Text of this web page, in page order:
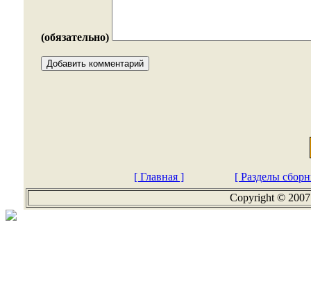
(обязательно)
[ Главная ]
[ Разделы
Copyright ©